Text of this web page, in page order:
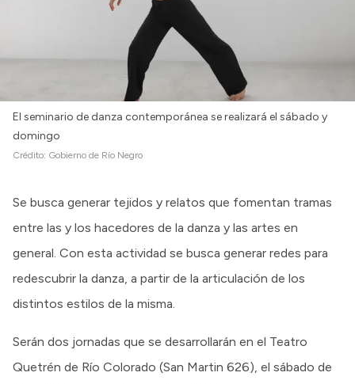
El seminario de danza contemporánea se realizará el sábado y
domingo
Crédito: Gobierno de Río Negro
Se busca generar tejidos y relatos que fomentan tramas
entre las y los hacedores de la danza y las artes en
general. Con esta actividad se busca generar redes para
redescubrir la danza, a partir de la articulación de los
distintos estilos de la misma.
Serán dos jornadas que se desarrollarán en el Teatro
Quetrén de Río Colorado (San Martin 626), el sábado de